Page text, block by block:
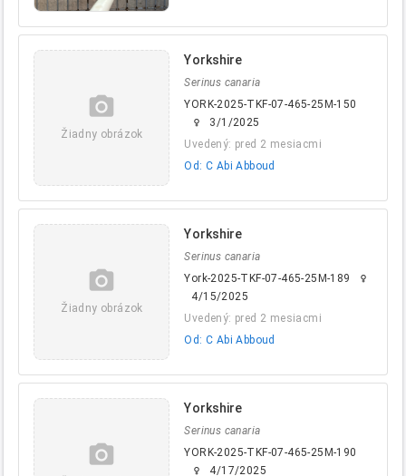
camera_alt
Žiadny obrázok
Yorkshire
Serinus canaria
YORK-2025-TKF-07-465-25M-150
female
3/1/2025
Uvedený: pred 2 mesiacmi
Od: C Abi Abboud
camera_alt
Žiadny obrázok
Yorkshire
Serinus canaria
York-2025-TKF-07-465-25M-189
female
4/15/2025
Uvedený: pred 2 mesiacmi
Od: C Abi Abboud
camera_alt
Yorkshire
Serinus canaria
YORK-2025-TKF-07-465-25M-190
female
4/17/2025